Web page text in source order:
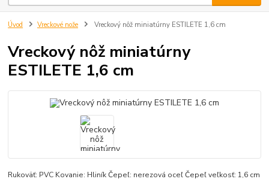
Úvod Vreckové nože Vreckový nôž miniatúrny ESTILETE 1,6 cm
Vreckový nôž miniatúrny
ESTILETE 1,6 cm
Rukoväť: PVC Kovanie: Hliník Čepeľ: nerezová oceľ Čepeľ veľkosť: 1,6 cm